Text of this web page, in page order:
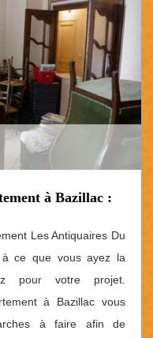
à Bazillac :
Les Antiquaires Du
ce que vous ayez la
pour votre projet.
à Bazillac vous
à faire afin de